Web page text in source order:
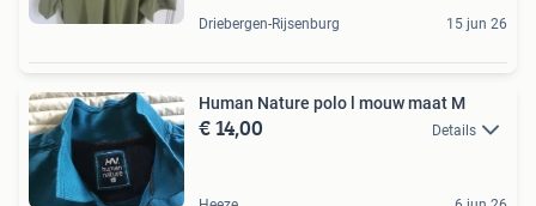
Driebergen-Rijsenburg 15 jun 26
Human Nature polo l mouw maat M
€ 14,00 Details